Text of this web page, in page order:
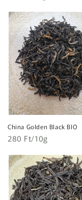
China Golden Black BIO
Normál
Egységár
280 Ft/10g